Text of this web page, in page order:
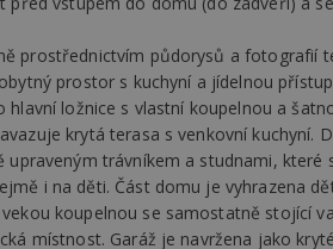
prostřednictvím půdorysů a fotografií
prostor s kuchyní a jídelnou
hlavní ložnice s vlastní koupelnou a
krytá terasa s venkovní kuchyní.
upraveným trávníkem a studnami,
i na děti. Část domu je vyhrazena
koupelnou se samostatně stojící
místnost. Garáž je navržena jako
Název
Provider
Doména
_gid
Google
LLC
.estav.cz
Google
LLC
.estav.cz
Název
CMID
TDID
test
mobile
sssp_session
Název
tu
Gdyn
c